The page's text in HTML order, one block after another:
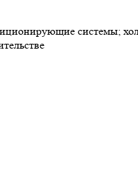
системы;